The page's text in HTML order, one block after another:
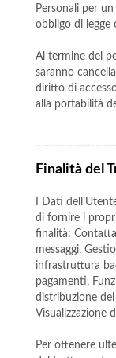
Personali per
obbligo di legge
Al termine del
saranno
diritto di
alla portabilità
Finalità del
I Dati
di fornire i
finalità:
messaggi,
infrastruttura
pagamenti,
distribuzione
Visualizzazione
Per ottenere